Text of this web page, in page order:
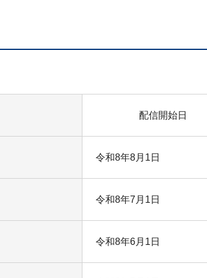
配信開始日
令和8年8月1日
令和8年7月1日
令和8年6月1日